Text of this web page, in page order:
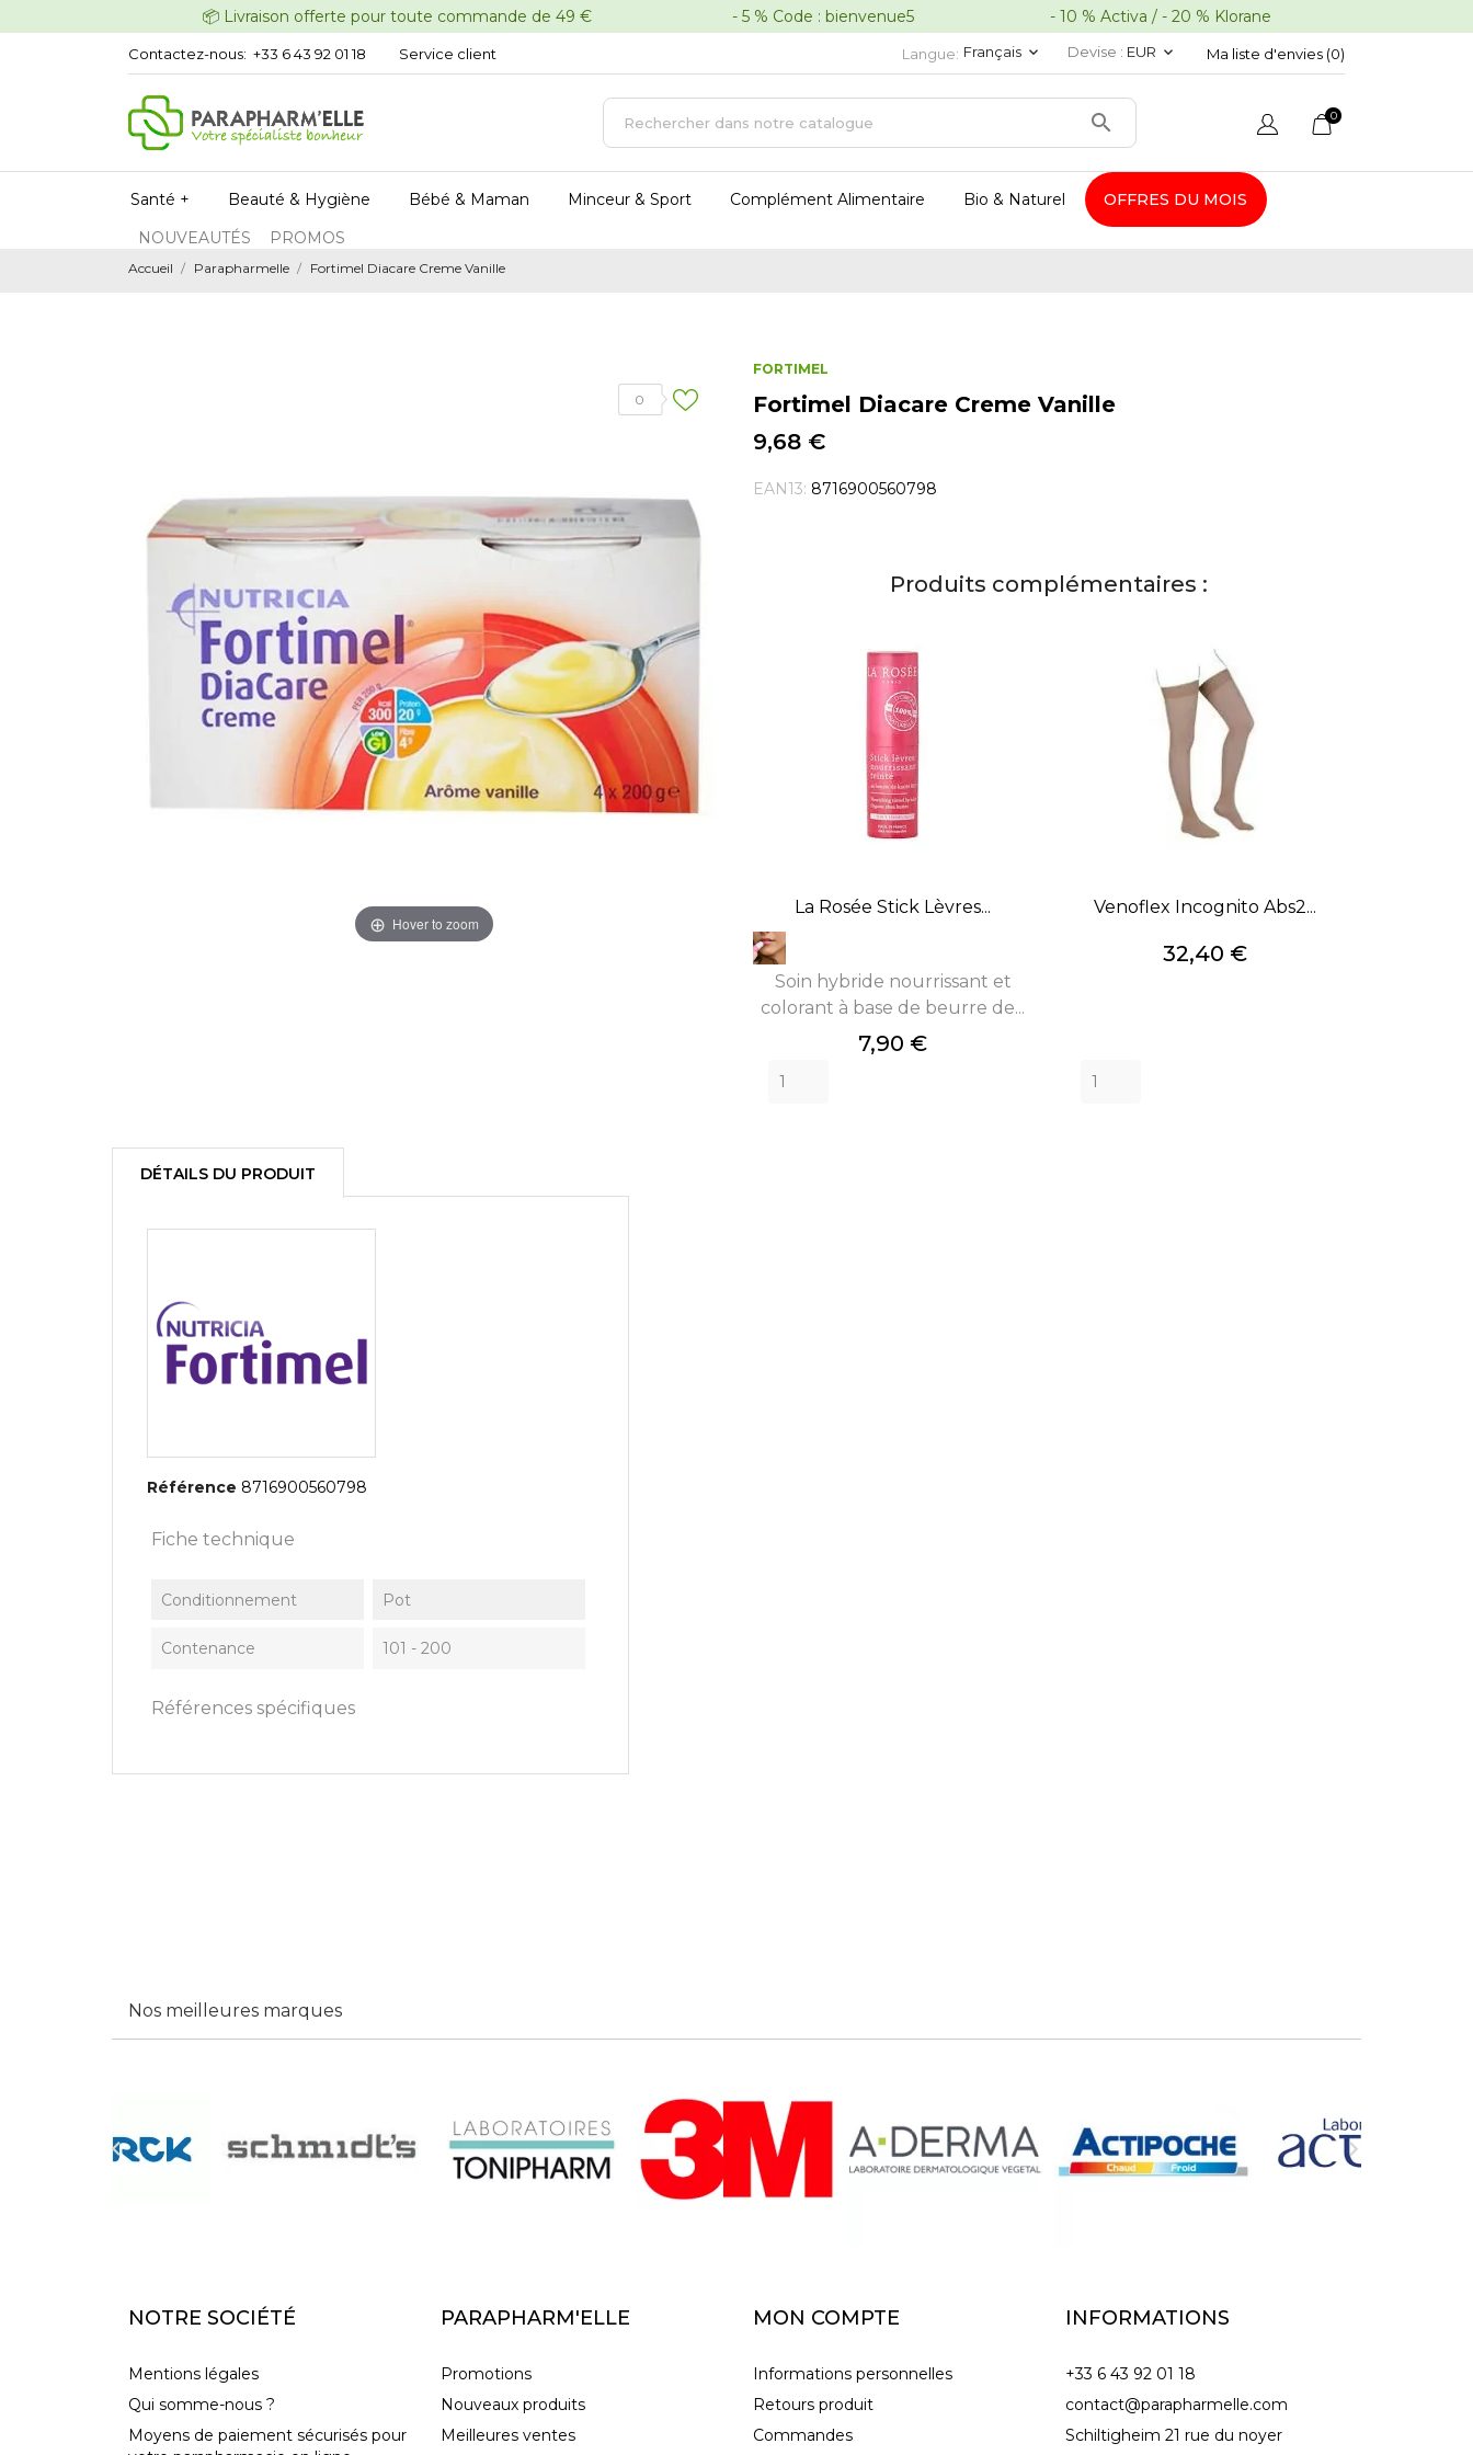
📦 Livraison offerte pour toute commande de 49 € - 5 % Code : bienvenue5 - 10 % Activa / - 20 % Klorane
Contactez-nous: +33 6 43 92 01 18 Service client Langue: Français keyboard_arrow_down Devise : EUR keyboard_arrow_down Ma liste d'envies (0)
 0
Santé + Beauté & Hygiène Bébé & Maman Minceur & Sport Complément Alimentaire Bio & Naturel
OFFRES DU MOIS
NOUVEAUTÉS
PROMOS
Accueil Parapharmelle Fortimel Diacare Creme Vanille
0
Hover to zoom
FORTIMEL
Fortimel Diacare Creme Vanille
9,68 €
EAN13: 8716900560798
Produits complémentaires :
La Rosée Stick Lèvres...
Soin hybride nourrissant et
colorant à base de beurre de...
Prix
7,90 €
Venoflex Incognito Abs2...
Prix
32,40 €
DÉTAILS DU PRODUIT
Référence 8716900560798
Fiche technique
Conditionnement Pot
Contenance 101 - 200
Références spécifiques
Nos meilleures marques
 
NOTRE SOCIÉTÉ
Mentions légales
Qui somme-nous ?
Moyens de paiement sécurisés pour
PARAPHARM'ELLE
Promotions
Nouveaux produits
Meilleures ventes
MON COMPTE
Informations personnelles
Retours produit
Commandes
INFORMATIONS
+33 6 43 92 01 18
contact@parapharmelle.com
Schiltigheim 21 rue du noyer